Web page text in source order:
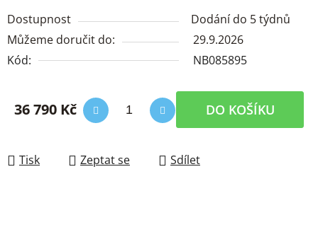
Dostupnost
Dodání do 5 týdnů
Můžeme doručit do:
29.9.2026
Kód:
NB085895
36 790 Kč DO KOŠÍKU
Tisk Zeptat se Sdílet